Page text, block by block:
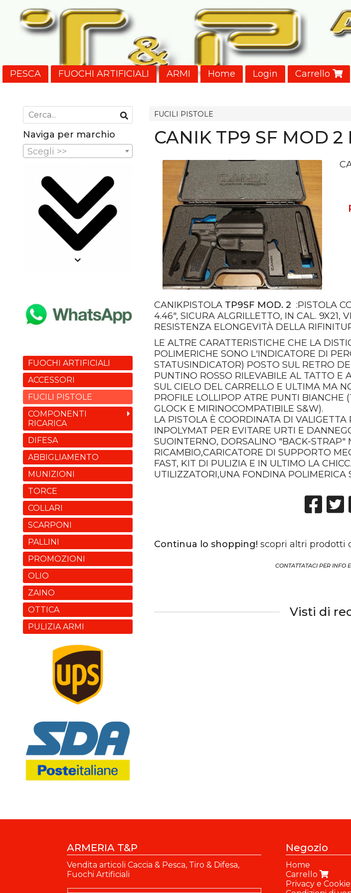
PESCA FUOCHI ARTIFICIALI ARMI Home Login Carrello
FUCILI PISTOLE
CANIK TP9 SF MOD 2
CANIKPISTOLA TP9SF MOD. 2:PISTOLA
4.46", SICURA ALGRILLETTO, IN CAL. 9X21,
RESISTENZA ELONGEVITÀ DELLA
LE ALTRE CARATTERISTICHE CHE LA
POLIMERICHE SONO L'INDICATORE DI
STATUSINDICATOR) POSTO SUL RETRO
PUNTINO ROSSO RILEVABILE AL TATTO E
SUL CIELO DEL CARRELLO E ULTIMA MA
PROFILE LOLLIPOP ATRE PUNTI BIANCHE
GLOCK E MIRINOCOMPATIBILE S&W).
LA PISTOLA È COORDINATA DI
INPOLYMAT PER EVITARE URTI E
SUOINTERNO, DORSALINO "BACK-STRAP"
RICAMBIO,CARICATORE DI SUPPORTO
FAST, KIT DI PULIZIA E IN ULTIMO LA
UTILIZZATORI,UNA FONDINA POLIMERICA
Continua lo shopping! scopri altri prodotti
CONTATTATACI PER INFO
Visti di
Naviga per marchio
Scegli >>
FUOCHI ARTIFICIALI
ACCESSORI
FUCILI PISTOLE
COMPONENTI
RICARICA
DIFESA
ABBIGLIAMENTO
MUNIZIONI
TORCE
COLLARI
SCARPONI
PALLINI
PROMOZIONI
OLIO
ZAINO
OTTICA
PULIZIA ARMI
ARMERIA T&P
Vendita articoli Caccia & Pesca, Tiro & Difesa,
Fuochi Artificiali
Negozio
Home
Carrello
Privacy e